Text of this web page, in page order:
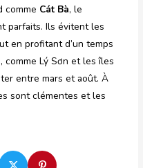
comme Cát Bà, le
parfaits. Ils évitent les
en profitant d’un temps
comme Lý Sơn et les îles
entre mars et août. À
sont clémentes et les